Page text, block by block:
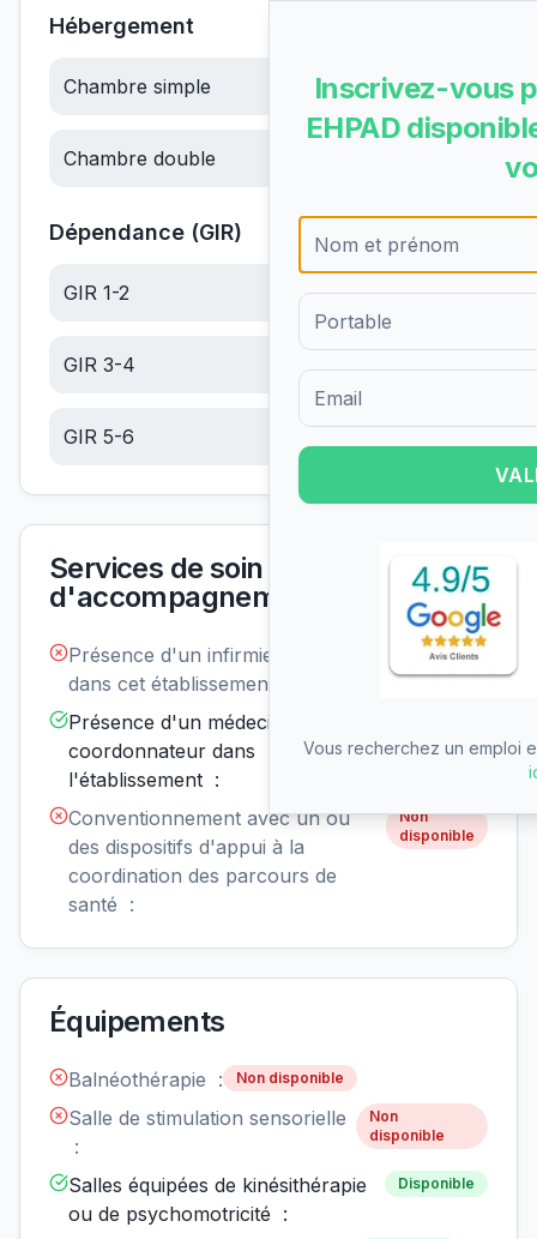
Hébergement
Chambre simple 57.66€/jour
Chambre double
Dépendance (GIR)
GIR 1-2 20.64€/jour
GIR 3-4 13.10€/jour
GIR 5-6
Services de soin et
d'accompagnement
Présence d'un infirmier de nuit
dans cet établissement :
Non
disponible
Présence d'un médecin
coordonnateur dans
l'établissement :
Conventionnement avec un ou
des dispositifs d'appui à la
coordination des parcours de
santé :
Non
disponible
Équipements
Balnéothérapie : Non disponible
Salle de stimulation sensorielle
:
Non
disponible
Salles équipées de kinésithérapie
ou de psychomotricité :
Disponible
Inscrivez-vous
EHPAD
Formulaire d'inscription pour
Vous recherchez un emploi